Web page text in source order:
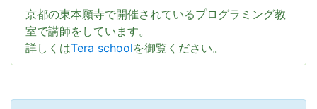
京都の東本願寺で開催されているプログラミング教
室で講師をしています。
詳しくはTera schoolを御覧ください。